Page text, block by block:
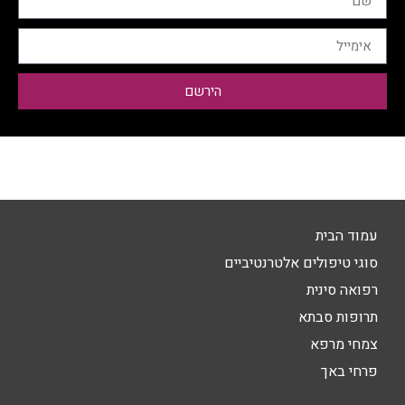
הירשם
עמוד הבית
סוגי טיפולים אלטרנטיביים
רפואה סינית
תרופות סבתא
צמחי מרפא
פרחי באך